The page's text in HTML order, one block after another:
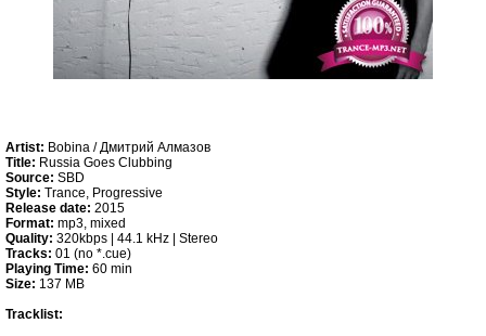
Artist: Bobina / Дмитрий Алмазов
Title: Russia Goes Clubbing
Source: SBD
Style: Trance, Progressive
Release date: 2015
Format: mp3, mixed
Quality: 320kbps | 44.1 kHz | Stereo
Tracks: 01 (no *.cue)
Playing Time: 60 min
Size: 137 MB
Tracklist: